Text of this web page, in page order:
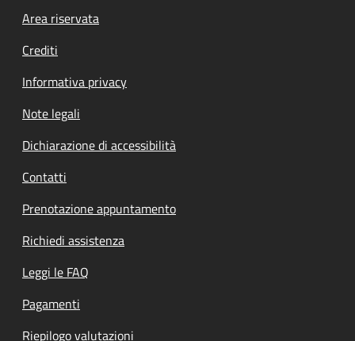
Footer menu
Area riservata
Crediti
Informativa privacy
Note legali
Dichiarazione di accessibilità
Contatti
Prenotazione appuntamento
Richiedi assistenza
Leggi le FAQ
Pagamenti
Riepilogo valutazioni